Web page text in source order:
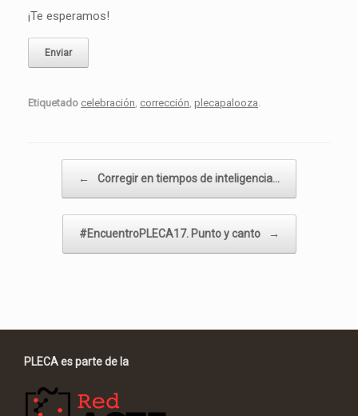
¡Te esperamos!
Etiquetado celebración, corrección, plecapalooza.
← Corregir en tiempos de inteligencia…
#EncuentroPLECA17. Punto y canto →
PLECA es parte de la